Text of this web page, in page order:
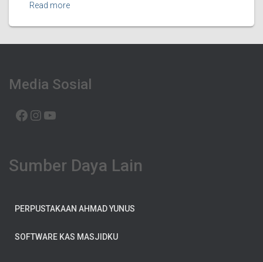
Read more
Media Sosial
FACEBOOK INSTAGRAM
Sumber Daya Lain
PERPUSTAKAAN AHMAD YUNUS
SOFTWARE KAS MASJIDKU